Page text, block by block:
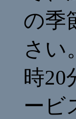
の季
さい
時20
ービ